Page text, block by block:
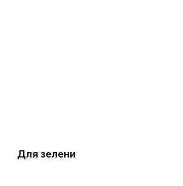
Для зелени